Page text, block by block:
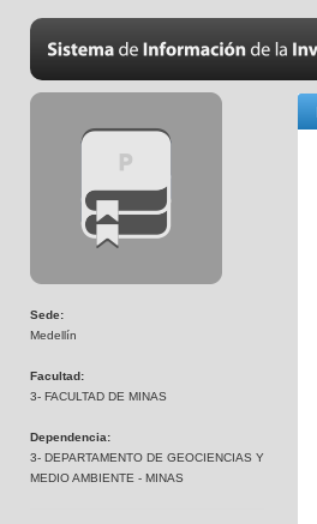
Sede:
Medellín
Facultad:
3- FACULTAD DE MINAS
Dependencia:
3- DEPARTAMENTO DE GEOCIENCIAS Y
MEDIO AMBIENTE - MINAS